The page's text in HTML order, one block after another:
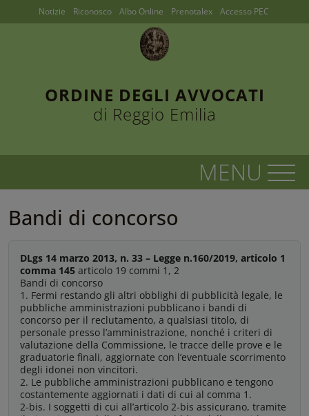
ORDINE DEGLI AVVOCATI
di Reggio Emilia
Notizie Riconosco Albo Online Prenotalex Accesso PEC
Bandi di concorso
DLgs 14 marzo 2013, n. 33 – Legge n.160/2019, articolo 1
comma 145 articolo 19 commi 1, 2
Bandi di concorso
1. Fermi restando gli altri obblighi di pubblicità legale, le
pubbliche amministrazioni pubblicano i bandi di
concorso per il reclutamento, a qualsiasi titolo, di
personale presso l’amministrazione, nonché i criteri di
valutazione della Commissione, le tracce delle prove e le
graduatorie finali, aggiornate con l’eventuale scorrimento
degli idonei non vincitori.
2. Le pubbliche amministrazioni pubblicano e tengono
costantemente aggiornati i dati di cui al comma 1.
2-bis. I soggetti di cui all’articolo 2-bis assicurano, tramite